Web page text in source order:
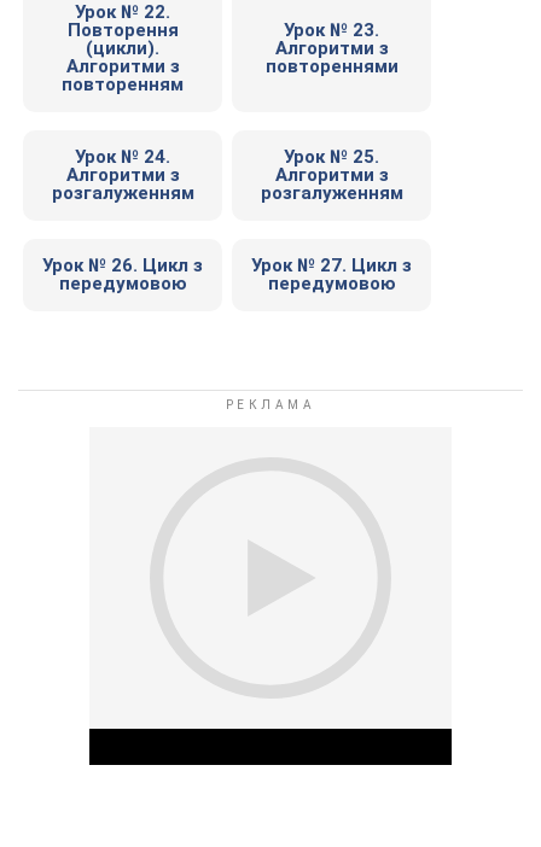
Урок № 22.
Повторення
(цикли).
Алгоритми з
повторенням
Урок № 23.
Алгоритми з
повтореннями
Урок № 24.
Алгоритми з
розгалуженням
Урок № 25.
Алгоритми з
розгалуженням
Урок № 26. Цикл з
передумовою
Урок № 27. Цикл з
передумовою